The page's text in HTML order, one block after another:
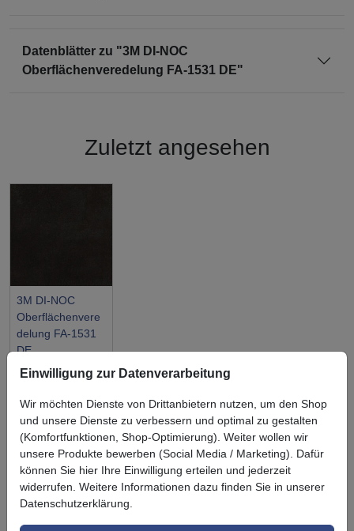
Datenblätter zu "3M DI-NOC
Oberflächenveredelung FA-1531 DE"
Zuletzt angesehen
3M DI-NOC
Oberflächenvere
delung FA-1531
DE
Ihre Vorteile bei uns
3M BestPartner Commercial Solutions
Einwilligung zur Datenverarbeitung
Wir möchten Dienste von Drittanbietern nutzen, um den Shop
und unsere Dienste zu verbessern und optimal zu gestalten
(Komfortfunktionen, Shop-Optimierung). Weiter wollen wir
unsere Produkte bewerben (Social Media / Marketing). Dafür
können Sie hier Ihre Einwilligung erteilen und jederzeit
widerrufen. Weitere Informationen dazu finden Sie in unserer
Datenschutzerklärung.